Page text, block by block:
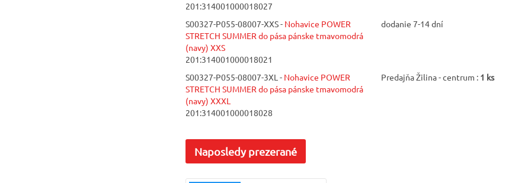
201:314001000018027
S00327-P055-08007-XXS - Nohavice POWER
STRETCH SUMMER do pása pánske tmavomodrá
(navy) XXS
201:314001000018021
dodanie 7-14 dní
S00327-P055-08007-3XL - Nohavice POWER
STRETCH SUMMER do pása pánske tmavomodrá
(navy) XXXL
201:314001000018028
Predajňa Žilina - centrum : 1 ks
Naposledyprezerané